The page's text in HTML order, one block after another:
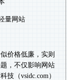
量网站
价格低廉，实则
，不仅影响网站
技（vsidc.com）